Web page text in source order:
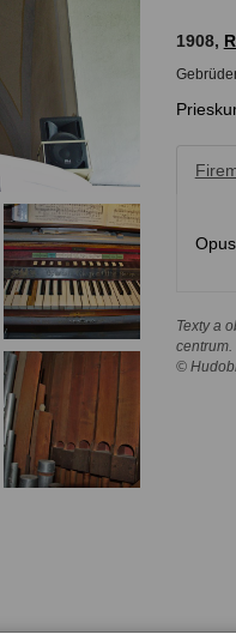
1908,
Texty a
centrum.
©